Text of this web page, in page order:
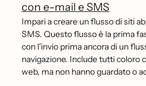
con e-mail e SMS
Impari a creare un flusso di siti
SMS. Questo flusso è la prima
con l'invio prima ancora di un
navigazione. Include tutti coloro
web, ma non hanno guardato o